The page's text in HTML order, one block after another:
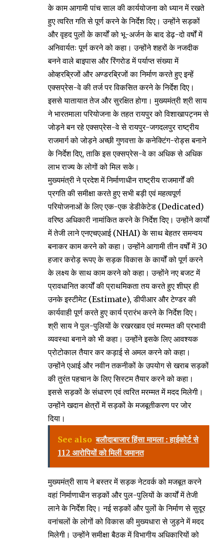
के काम आगामी पांच साल की कार्ययोजना को ध्यान में रखते
हुए त्वरित गति से पूर्ण करने के निर्देश दिए। उन्होंने सड़कों
और वृहद पुलों के कार्यों को भू-अर्जन के बाद डेढ़-दो वर्षों में
अनिवार्यतः पूर्ण करने को कहा। उन्होंने शहरों के नजदीक
बनने वाले बाइपास और रिंगरोड में पर्याप्त संख्या में
ओव्हरब्रिजों और अण्डरब्रिजों का निर्माण करते हुए इन्हें
एक्सप्रेस-वे की तर्ज पर विकसित करने के निर्देश दिए।
इससे यातायात तेज और सुरक्षित होगा। मुख्यमंत्री श्री साय
ने भारतमाला परियोजना के तहत रायपुर को विशाखापट्नम से
जोड़ने बन रहे एक्सप्रेस-वे से रायपुर-जगदलपुर राष्ट्रीय
राजमार्ग को जोड़ने अच्छी गुणवत्ता के कनेक्टिंग-रोड्स बनाने
के निर्देश दिए, ताकि इस एक्सप्रेस-वे का अधिक से अधिक
लाभ राज्य के लोगों को मिल सके।
मुख्यमंत्री ने प्रदेश में निर्माणाधीन राष्ट्रीय राजमार्गों की
प्रगति की समीक्षा करते हुए सभी बड़ी एवं महत्वपूर्ण
परियोजनाओं के लिए एक-एक डेडीकेटेड (Dedicated)
वरिष्ठ अधिकारी नामांकित करने के निर्देश दिए। उन्होंने कार्यों
में तेजी लाने एनएचएआई (NHAI) के साथ बेहतर समन्वय
बनाकर काम करने को कहा। उन्होंने आगामी तीन वर्षों में 30
हजार करोड़ रूपए के सड़क विकास के कार्यों को पूर्ण करने
के लक्ष्य के साथ काम करने को कहा। उन्होंने नए बजट में
प्रावधानित कार्यों की प्राथमिकता तय करते हुए शीघ्र ही
उनके इस्टीमेट (Estimate), डीपीआर और टेण्डर की
कार्यवाही पूर्ण करते हुए कार्य प्रारंभ करने के निर्देश दिए।
श्री साय ने पुल-पुलियों के रखरखाव एवं मरम्मत की प्रभावी
व्यवस्था बनाने को भी कहा। उन्होंने इसके लिए आवश्यक
प्रोटोकाल तैयार कर कड़ाई से अमल करने को कहा।
उन्होंने एआई और नवीन तकनीकों के उपयोग से खराब सड़कों
की तुरंत पहचान के लिए सिस्टम तैयार करने को कहा।
इससे सड़कों के संधारण एवं त्वरित मरम्मत में मदद मिलेगी।
उन्होंने खदान क्षेत्रों में सड़कों के मजबूतीकरण पर जोर
दिया।
See also बलौदाबाजार हिंसा मामला : हाईकोर्ट से
112 आरोपियों को मिली जमानत
मुख्यमंत्री साय ने बस्तर में सड़क नेटवर्क को मजबूत करने
वहां निर्माणाधीन सड़कों और पुल-पुलियों के कार्यों में तेजी
लाने के निर्देश दिए। नई सड़कों और पुलों के निर्माण से सुदूर
वनांचलों के लोगों को विकास की मुख्यधारा से जुड़ने में मदद
मिलेगी। उन्होंने समीक्षा बैठक में विभागीय अधिकारियों को